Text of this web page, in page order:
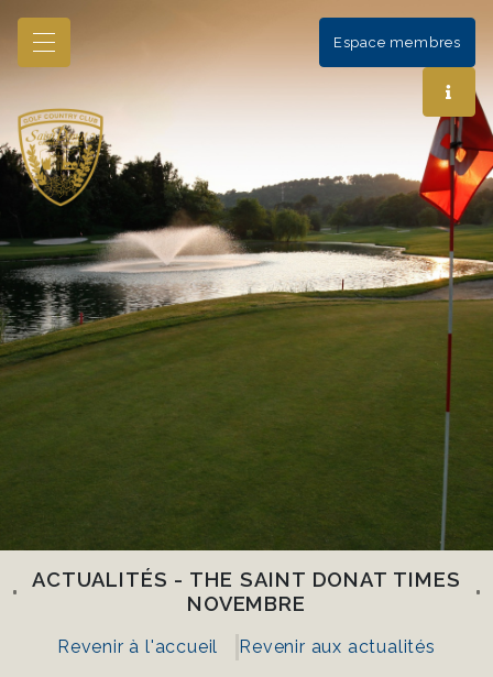
Espace membres
ACTUALITÉS - THE SAINT DONAT TIMES
NOVEMBRE
Revenir à l'accueil Revenir aux actualités